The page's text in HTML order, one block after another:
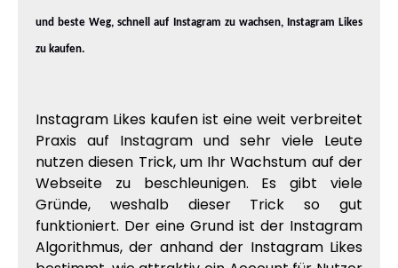
und beste Weg, schnell auf Instagram zu wachsen, Instagram Likes
zu kaufen.
Instagram Likes kaufen ist eine weit verbreitet
Praxis auf Instagram und sehr viele Leute
nutzen diesen Trick, um Ihr Wachstum auf der
Webseite zu beschleunigen. Es gibt viele
Gründe, weshalb dieser Trick so gut
funktioniert. Der eine Grund ist der Instagram
Algorithmus, der anhand der Instagram Likes